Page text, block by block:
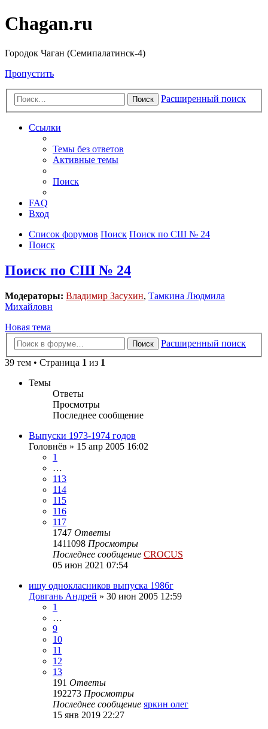
Chagan.ru
Городок Чаган (Семипалатинск-4)
Пропустить
Поиск Расширенный поиск
Ссылки
Темы без ответов
Активные темы
Поиск
FAQ
Вход
Список форумов Поиск Поиск по СШ № 24
Поиск
Поиск по СШ № 24
Модераторы: Владимир Засухин, Тамкина Людмила
Михайловн
Новая тема
Поиск
Расширенный поиск
39 тем • Страница 1 из 1
Темы
Ответы
Просмотры
Последнее сообщение
Выпуски 1973-1974 годов
Головнёв » 15 апр 2005 16:02
1
…
113
114
115
116
117
1747 Ответы
1411098 Просмотры
Последнее сообщение CROCUS
05 июн 2021 07:54
ищу однокласников выпуска 1986г
Довгань Андрей » 30 июн 2005 12:59
1
…
9
10
11
12
13
191 Ответы
192273 Просмотры
Последнее сообщение яркин олег
15 янв 2019 22:27